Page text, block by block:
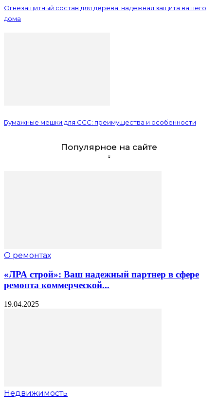
Огнезащитный состав для дерева: надежная защита вашего
дома
Бумажные мешки для ССС: преимущества и особенности
Популярное на сайте
О ремонтах
«ЛРА строй»: Ваш надежный партнер в сфере
ремонта коммерческой...
19.04.2025
Недвижимость